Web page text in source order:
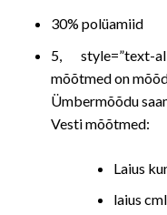
30% polüamiid
5, style=”text-
mõõtmed on
Ümbermõõdu
Vesti mõõtmed:
Laius
laius